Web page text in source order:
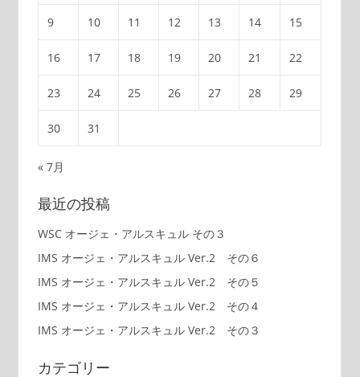
9 10 11 12 13 14 15
16 17 18 19 20 21 22
23 24 25 26 27 28 29
30 31
« 7月
最近の投稿
WSC オージェ・アルスキュル その３
IMS オージェ・アルスキュル Ver.2 その６
IMS オージェ・アルスキュル Ver.2 その５
IMS オージェ・アルスキュル Ver.2 その４
IMS オージェ・アルスキュル Ver.2 その３
カテゴリー